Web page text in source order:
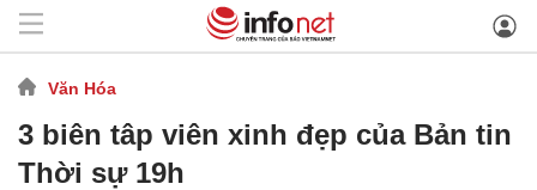
Văn Hóa
3 biên tâp viên xinh đẹp của Bản tin
Thời sự 19h